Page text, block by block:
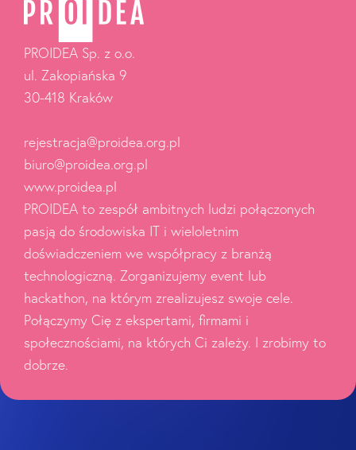
PROIDEA Sp. z o.o.
ul. Zakopiańska 9
30-418 Kraków
rejestracja@proidea.org.pl
biuro@proidea.org.pl
www.proidea.pl
PROIDEA to zespół ambitnych ludzi połączonych
pasją do środowiska IT i wieloletnim
doświadczeniem we współpracy z branżą
technologiczną. Zorganizujemy event lub
hackathon, na którym zrealizujesz swoje cele.
Połączymy Cię z ekspertami, firmami i
społecznościami, na których Ci zależy. I zrobimy to
dobrze.